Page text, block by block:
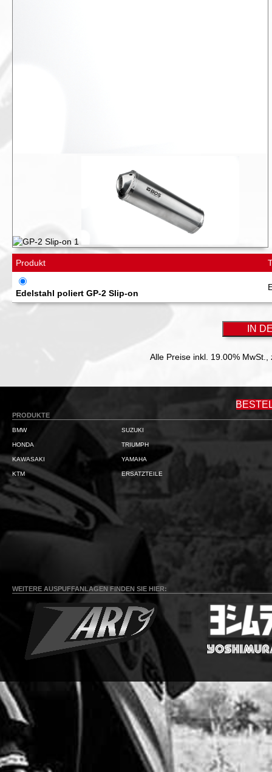
Produkt
Edelstahl poliert GP-2 Slip-on
Alle Preise inkl. 19.00% MwSt.,
PRODUKTE
BMW
HONDA
KAWASAKI
KTM
SUZUKI
TRIUMPH
YAMAHA
ERSATZTEILE
WEITERE AUSPUFFANLAGEN FINDEN SIE HIER: